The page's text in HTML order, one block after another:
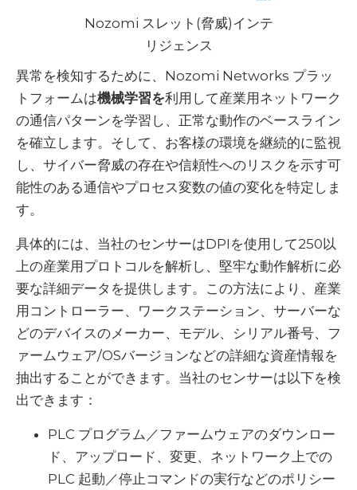
Nozomi スレット(脅威)インテ
リジェンス
異常を検知するために、Nozomi Networks プラッ
トフォームは機械学習を利用して産業用ネットワーク
の通信パターンを学習し、正常な動作のベースライン
を確立します。そして、お客様の環境を継続的に監視
し、サイバー脅威の存在や信頼性へのリスクを示す可
能性のある通信やプロセス変数の値の変化を特定しま
す。
具体的には、当社のセンサーはDPIを使用して250以
上の産業用プロトコルを解析し、堅牢な動作解析に必
要な詳細データを提供します。この方法により、産業
用コントローラー、ワークステーション、サーバーな
どのデバイスのメーカー、モデル、シリアル番号、フ
ァームウェア/OSバージョンなどの詳細な資産情報を
抽出することができます。当社のセンサーは以下を検
出できます：
PLC プログラム／ファームウェアのダウンロー
ド、アップロード、変更、ネットワーク上での
PLC 起動／停止コマンドの実行などのポリシー